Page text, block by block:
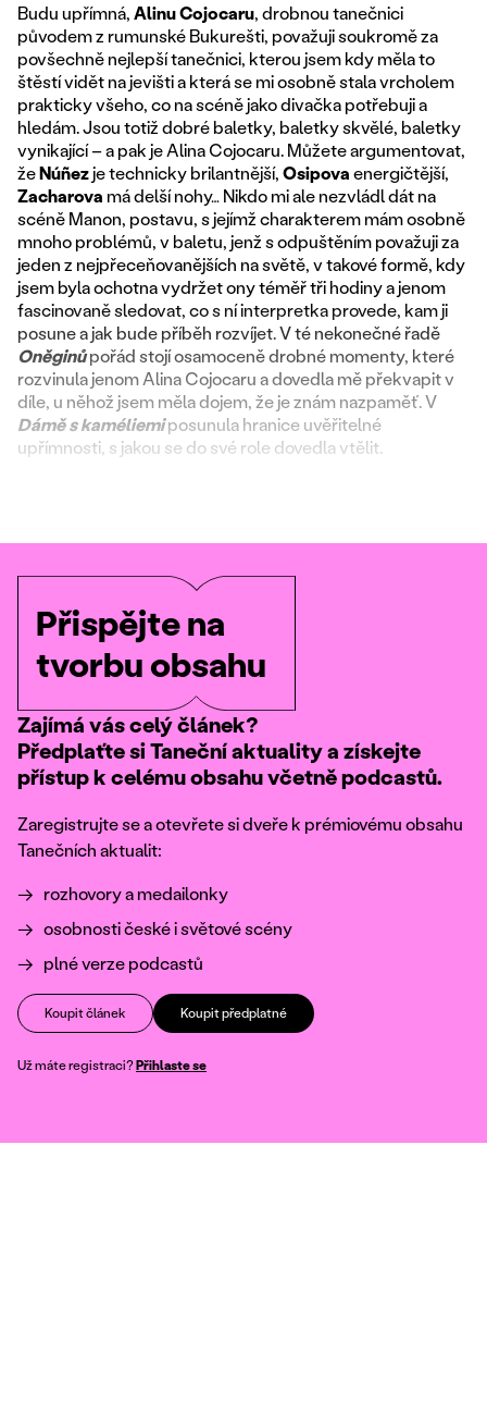
Budu upřímná,Alinu Cojocaru, drobnou tanečnici
původem z rumunské Bukurešti, považuji soukromě za
povšechně nejlepší tanečnici, kterou jsem kdy měla to
štěstí vidět na jevišti a která se mi osobně stala vrcholem
prakticky všeho, co na scéně jako divačka potřebuji a
hledám. Jsou totiž dobré baletky, baletky skvělé, baletky
vynikající – a pak je Alina Cojocaru. Můžete argumentovat,
žeNúñezje technicky brilantnější,Osipovaenergičtější,
Zacharova má delší nohy… Nikdo mi ale nezvládl dát na
scéně Manon, postavu, s jejímž charakterem mám osobně
mnoho problémů, v baletu, jenž s odpuštěním považuji za
jeden z nejpřeceňovanějších na světě, v takové formě, kdy
jsem byla ochotna vydržet ony téměř tři hodiny a jenom
fascinovaně sledovat, co s ní interpretka provede, kam ji
posune a jak bude příběh rozvíjet. V té nekonečné řadě
Oněginůpořád stojí osamoceně drobné momenty, které
rozvinula jenom Alina Cojocaru a dovedla mě překvapit v
díle, u něhož jsem měla dojem, že je znám nazpaměť. V
Dámě s kaméliemiposunula hranice uvěřitelné
upřímnosti, s jakou se do své role dovedla vtělit.
Přispějte na
tvorbu obsahu
Zajímá vás celý článek?
Předplaťte si Taneční aktuality a získejte
přístup k celému obsahu včetně podcastů.
Zaregistrujte se a otevřete si dveře k prémiovému obsahu
Tanečních aktualit:
rozhovory a medailonky
osobnosti české i světové scény
plné verze podcastů
Koupit článek Koupit předplatné
Už máte registraci?Přihlaste se